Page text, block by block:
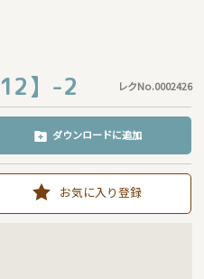
】-2 レクNo.0002426
ダウンロードに追加
お気に入り登録